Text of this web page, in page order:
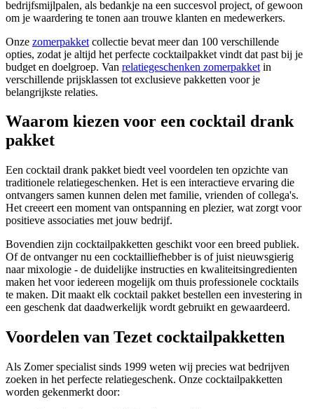
bedrijfsmijlpalen, als bedankje na een succesvol project, of gewoon
om je waardering te tonen aan trouwe klanten en medewerkers.
Onze zomerpakket collectie bevat meer dan 100 verschillende
opties, zodat je altijd het perfecte cocktailpakket vindt dat past bij je
budget en doelgroep. Van relatiegeschenken zomerpakket in
verschillende prijsklassen tot exclusieve pakketten voor je
belangrijkste relaties.
Waarom kiezen voor een cocktail drank
pakket
Een cocktail drank pakket biedt veel voordelen ten opzichte van
traditionele relatiegeschenken. Het is een interactieve ervaring die
ontvangers samen kunnen delen met familie, vrienden of collega's.
Het creeert een moment van ontspanning en plezier, wat zorgt voor
positieve associaties met jouw bedrijf.
Bovendien zijn cocktailpakketten geschikt voor een breed publiek.
Of de ontvanger nu een cocktailliefhebber is of juist nieuwsgierig
naar mixologie - de duidelijke instructies en kwaliteitsingredienten
maken het voor iedereen mogelijk om thuis professionele cocktails
te maken. Dit maakt elk cocktail pakket bestellen een investering in
een geschenk dat daadwerkelijk wordt gebruikt en gewaardeerd.
Voordelen van Tezet cocktailpakketten
Als Zomer specialist sinds 1999 weten wij precies wat bedrijven
zoeken in het perfecte relatiegeschenk. Onze cocktailpakketten
worden gekenmerkt door: